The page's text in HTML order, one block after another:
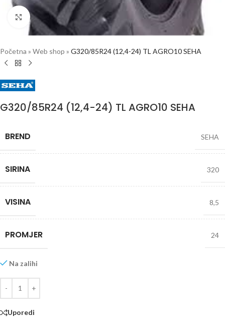
Click to enlarge
Početna » Web shop » G320/85R24 (12,4-24) TL AGRO10 SEHA
G320/85R24 (12,4-24) TL AGRO10 SEHA
BREND SEHA
SIRINA 320
VISINA 8,5
PROMJER 24
Na zalihi
Uporedi